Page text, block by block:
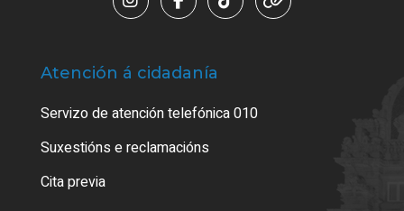
Atención á cidadanía
Servizo de atención telefónica 010
Suxestións e reclamacións
Cita previa